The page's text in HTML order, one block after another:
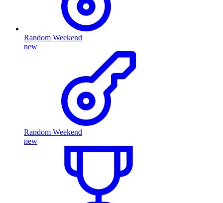
Random Weekend
new
Random Weekend
new